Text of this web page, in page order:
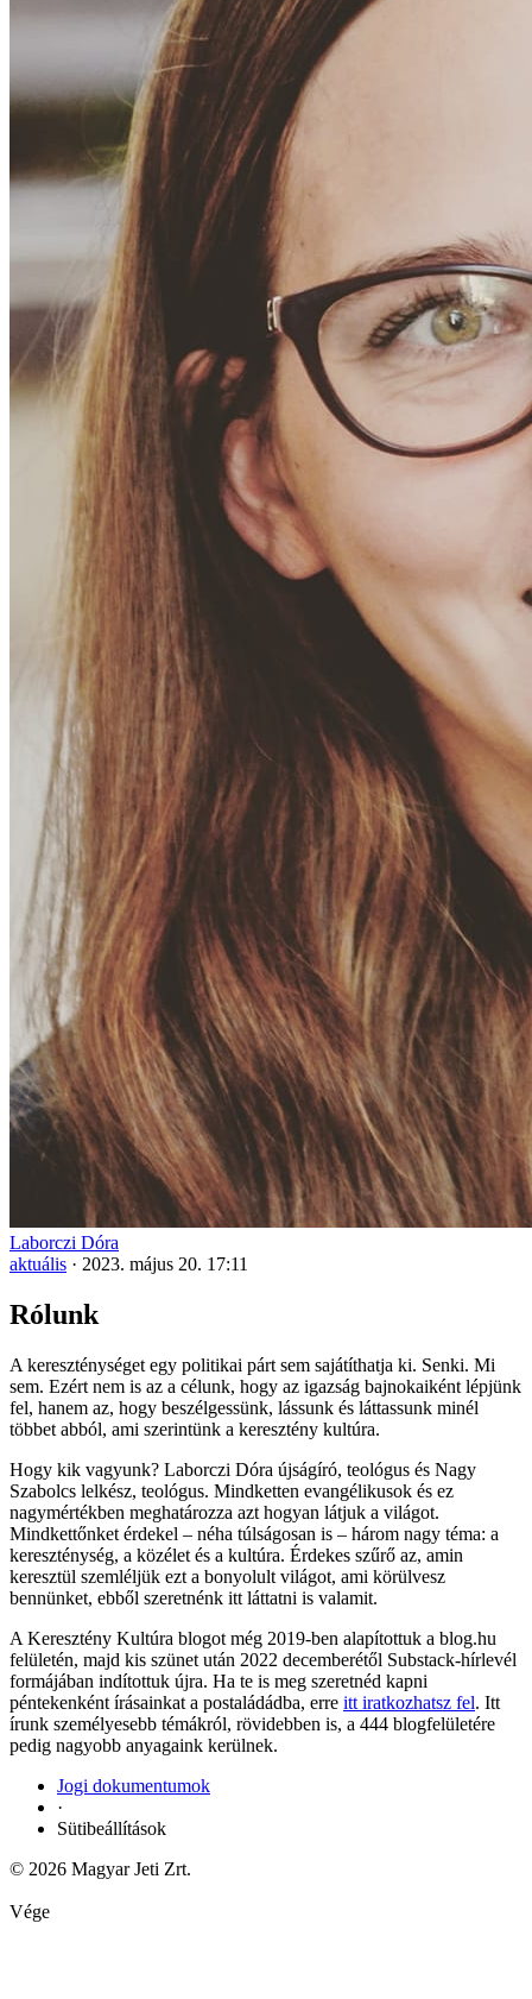
Laborczi Dóra
aktuális · 2023. május 20. 17:11
Rólunk
A kereszténységet egy politikai párt sem sajátíthatja ki. Senki. Mi
sem. Ezért nem is az a célunk, hogy az igazság bajnokaiként lépjünk
fel, hanem az, hogy beszélgessünk, lássunk és láttassunk minél
többet abból, ami szerintünk a keresztény kultúra.
Hogy kik vagyunk? Laborczi Dóra újságíró, teológus és Nagy
Szabolcs lelkész, teológus. Mindketten evangélikusok és ez
nagymértékben meghatározza azt hogyan látjuk a világot.
Mindkettőnket érdekel – néha túlságosan is – három nagy téma: a
kereszténység, a közélet és a kultúra. Érdekes szűrő az, amin
keresztül szemléljük ezt a bonyolult világot, ami körülvesz
bennünket, ebből szeretnénk itt láttatni is valamit.
A Keresztény Kultúra blogot még 2019-ben alapítottuk a blog.hu
felületén, majd kis szünet után 2022 decemberétől Substack-hírlevél
formájában indítottuk újra. Ha te is meg szeretnéd kapni
péntekenként írásainkat a postaládádba, erre itt iratkozhatsz fel. Itt
írunk személyesebb témákról, rövidebben is, a 444 blogfelületére
pedig nagyobb anyagaink kerülnek.
Jogi dokumentumok
·
Sütibeállítások
© 2026 Magyar Jeti Zrt.
Vége